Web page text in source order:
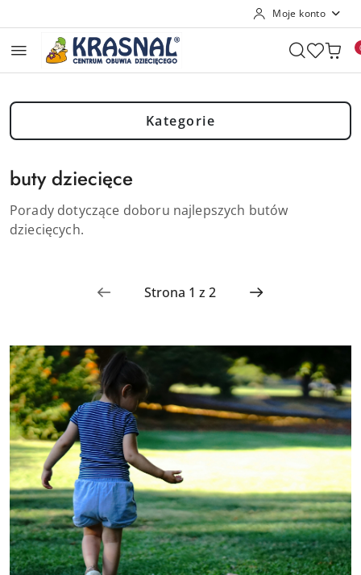
Moje konto
Kategorie
buty dziecięce
Porady dotyczące doboru najlepszych butów
dziecięcych.